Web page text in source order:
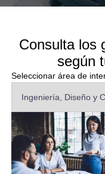
Consulta los
según
Seleccionar área de